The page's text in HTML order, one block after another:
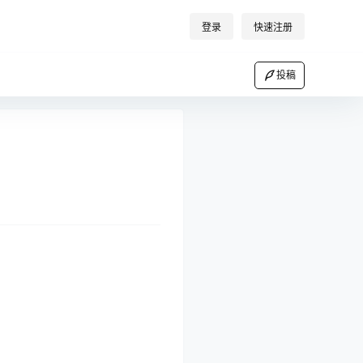
登录 快速注册
投稿